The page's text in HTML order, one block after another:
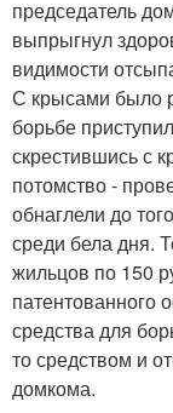
председатель
выпрыгнул
видимости
С крысами было
борьбе
скрестившись с
потомство -
обнаглели до
среди бела дня.
жильцов по 150
патентованного
средства для
то средством и
домкома.